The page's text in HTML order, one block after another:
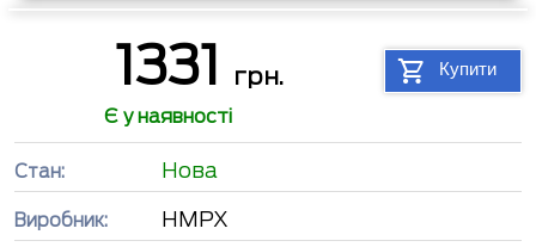
1331 грн. Купити
Є у наявності
Стан: Нова
Виробник: HMPX